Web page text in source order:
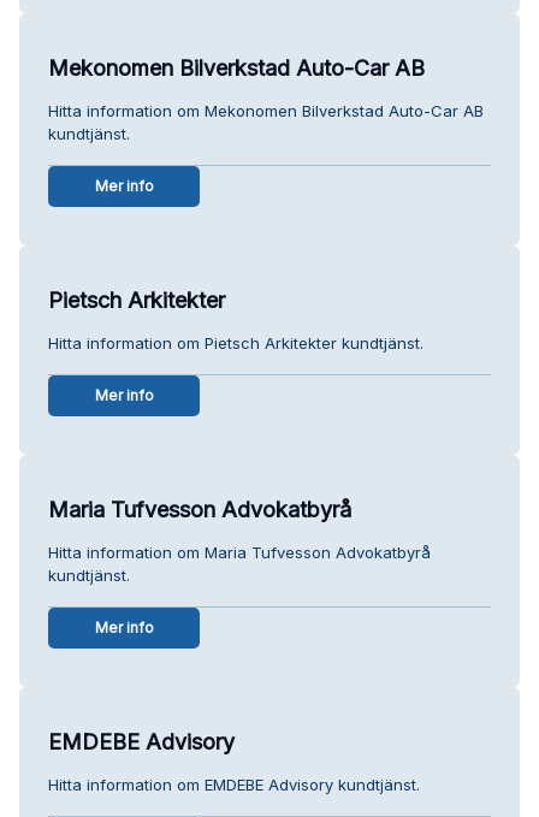
Mekonomen Bilverkstad Auto-Car AB
Hitta information om Mekonomen Bilverkstad Auto-Car AB
kundtjänst.
Mer info
Pietsch Arkitekter
Hitta information om Pietsch Arkitekter kundtjänst.
Mer info
Maria Tufvesson Advokatbyrå
Hitta information om Maria Tufvesson Advokatbyrå
kundtjänst.
Mer info
EMDEBE Advisory
Hitta information om EMDEBE Advisory kundtjänst.